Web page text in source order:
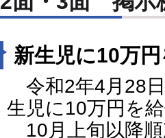
新生児に10万
令和2年4月28
生児に10万円を給
10月上旬以降順